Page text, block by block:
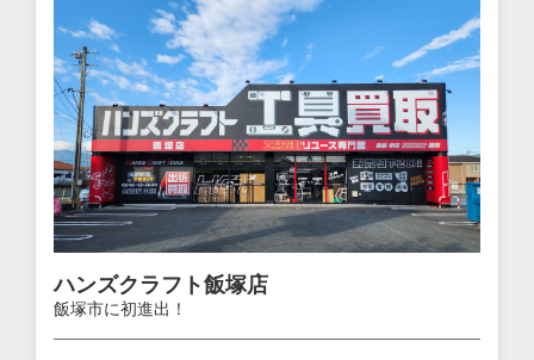
ハンズクラフト飯塚店
飯塚市に初進出！